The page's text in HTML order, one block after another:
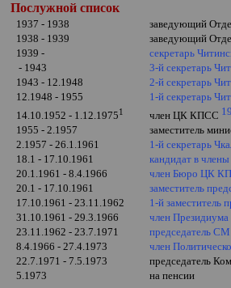
Послужной список
1937 - 1938
заведующий
1938 - 1939
заведующий
1939 -
секретарь
- 1943
3-й секретарь
1943 - 12.1948
2-й секретарь
12.1948 - 1955
1-й секретарь
14.10.1952 - 1.12.19751 член ЦК КПСС
1955 - 2.1957
заместитель
2.1957 - 26.1.1961
1-й секретарь
18.1 - 17.10.1961
кандидат в
20.1.1961 - 8.4.1966
член Бюро ЦК
20.1 - 17.10.1961
заместитель
17.10.1961 - 23.11.1962
1-й
31.10.1961 - 29.3.1966
член
23.11.1962 - 23.7.1971
председатель
8.4.1966 - 27.4.1973
член
22.7.1971 - 7.5.1973
председатель
5.1973
на пенсии